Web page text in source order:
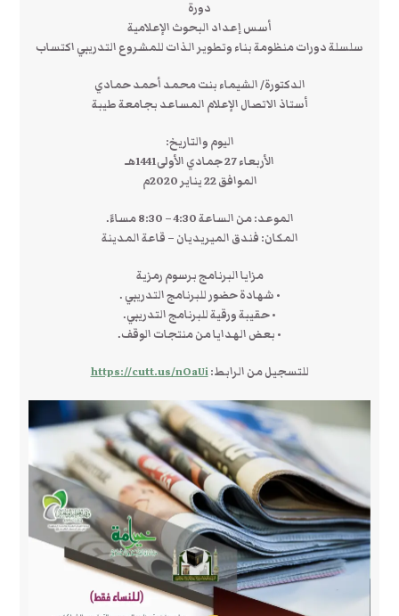
دورة
أسس إعداد البحوث الإعلامية
سلسلة دورات منظومة بناء وتطوير الذات للمشروع التدريبي اكتساب
الدكتورة/ الشيماء بنت محمد أحمد حمادي
أستاذ الاتصال الإعلام المساعد بجامعة طيبة
اليوم والتاريخ:
الأربعاء 27 جمادي الأولى1441هـ
الموافق 22 يناير 2020م
الموعد: من الساعة 4:30 – 8:30 مساءً.
المكان: فندق الميريديان – قاعة المدينة
مزايا البرنامج برسوم رمزية
• شهادة حضور للبرنامج التدريبي .
• حقيبة ورقية للبرنامج التدريبي.
• بعض الهدايا من منتجات الوقف.
للتسجيل من الرابط:https://cutt.us/nOaUi